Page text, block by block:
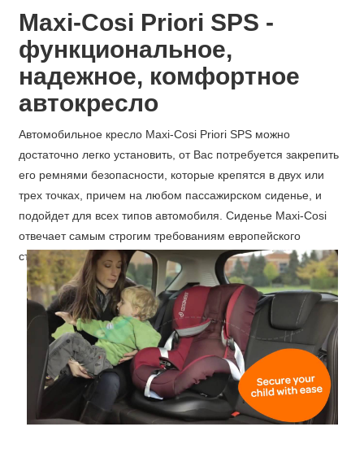
Maxi-Cosi Priori SPS -
функциональное,
надежное, комфортное
автокресло
Автомoбильное крeслo Maxi-Cosi Priori SPS можно
достаточно легко установить, от Вас потребуется закрепить
его ремнями безопасности, которые крепятся в двух или
трех точках, причем на любом пассажирском сиденье, и
подойдет для всех типов автомобиля. Сиденье Maxi-Cosi
отвечает самым строгим требованиям европейского
стандарта безопасности ECE R44/04.